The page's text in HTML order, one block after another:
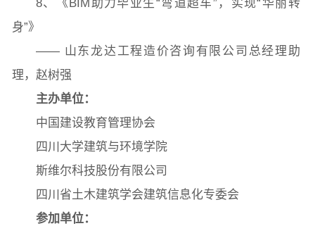
8、《BIM助力毕业生“弯道超车”，实现“华丽转
身”》
—— 山东龙达工程造价咨询有限公司总经理助
理，赵树强
主办单位：
中国建设教育管理协会
四川大学建筑与环境学院
斯维尔科技股份有限公司
四川省土木建筑学会建筑信息化专委会
参加单位：